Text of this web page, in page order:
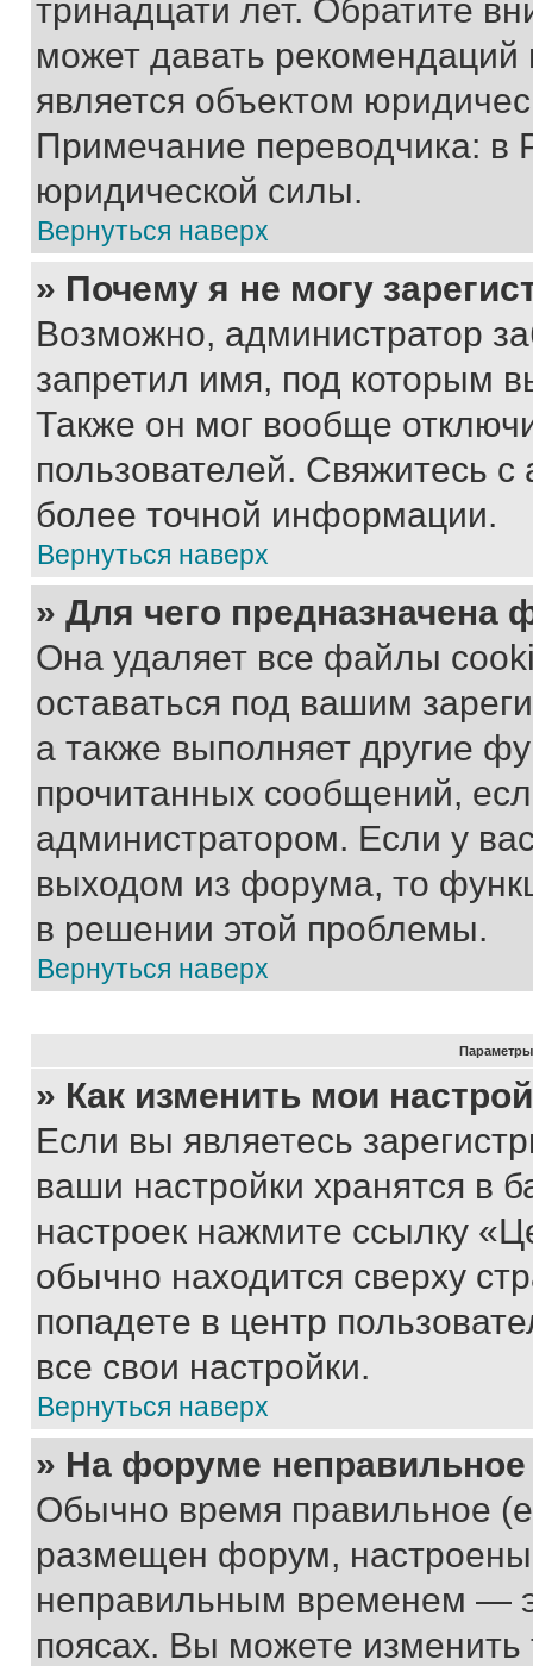
тринадцати лет. Обратите
может давать
является объектом
Примечание переводчика: в
юридической силы.
Вернуться наверх
» Почему я не могу
Возможно, администратор
запретил имя, под которым
Также он мог вообще
пользователей. Свяжитесь
более точной информации.
Вернуться наверх
» Для чего предназначена
Она удаляет все файлы
оставаться под вашим
а также выполняет другие
прочитанных сообщений,
администратором. Если у
выходом из форума, то
в решении этой проблемы.
Вернуться наверх
Параметры
» Как изменить мои
Если вы являетесь
ваши настройки хранятся в
настроек нажмите ссылку
обычно находится сверху
попадете в центр
все свои настройки.
Вернуться наверх
» На форуме
Обычно время правильное
размещен форум, настроены
неправильным временем —
поясах. Вы можете изменить